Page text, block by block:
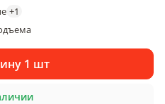
+1
1 шт